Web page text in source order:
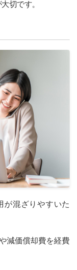
切です。
混ざりやすいた
減価償却費を経費